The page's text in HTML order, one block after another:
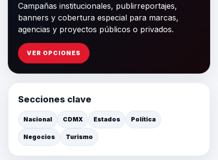
Campañas institucionales, publirreportajes,
banners y cobertura especial para marcas,
agencias y proyectos públicos o privados.
VER OPCIONES
Secciones clave
Nacional CDMX Estados Política
Negocios Turismo